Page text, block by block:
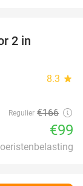
2 in
8.3 star
Regulier €166
€99